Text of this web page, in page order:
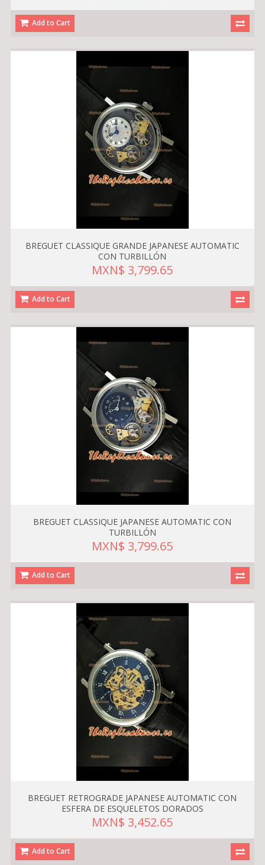
Add to Cart
BREGUET CLASSIQUE GRANDE JAPANESE AUTOMATIC
CON TURBILLÓN
MXN$ 3,799.65
Add to Cart
BREGUET CLASSIQUE JAPANESE AUTOMATIC CON
TURBILLÓN
MXN$ 3,799.65
Add to Cart
BREGUET RETROGRADE JAPANESE AUTOMATIC CON
ESFERA DE ESQUELETOS DORADOS
MXN$ 3,452.65
Add to Cart